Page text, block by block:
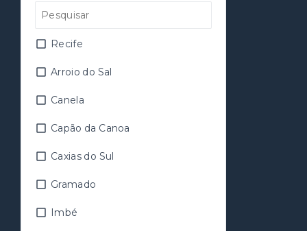
Recife
Arroio do Sal
Canela
Capão da Canoa
Caxias do Sul
Gramado
Imbé